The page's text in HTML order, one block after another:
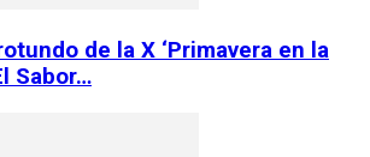
de la X ‘Primavera en la
Sabor…